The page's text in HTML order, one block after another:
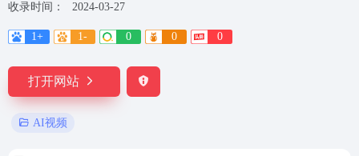
收录时间：
2024-03-27
1+ 1- 0 0 0
打开网站
AI视频